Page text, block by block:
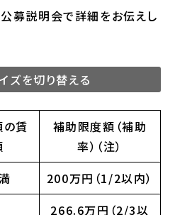
募説明会で詳細をお伝えし
ズを切り替える
賃
補助限度額（補助
率）（注）
200万円（1/2以内）
266.6万円（2/3以